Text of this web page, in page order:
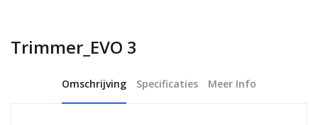
Trimmer_EVO 3
Omschrijving Specificaties Meer Info